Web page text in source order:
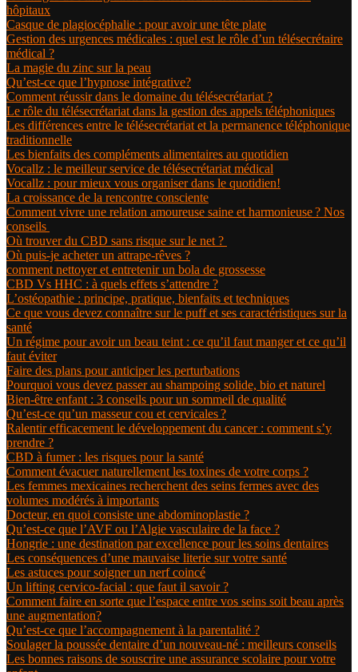
hôpitaux
Casque de plagiocéphalie : pour avoir une tête plate
Gestion des urgences médicales : quel est le rôle d’un télésecrétaire
médical ?
La magie du zinc sur la peau
Qu’est-ce que l’hypnose intégrative?
Comment réussir dans le domaine du télésecrétariat ?
Le rôle du télésecrétariat dans la gestion des appels téléphoniques
Les différences entre le télésecrétariat et la permanence téléphonique
traditionnelle
Les bienfaits des compléments alimentaires au quotidien
Vocallz : le meilleur service de télésecrétariat médical
Vocallz : pour mieux vous organiser dans le quotidien!
La croissance de la rencontre consciente
Comment vivre une relation amoureuse saine et harmonieuse ? Nos
conseils
Où trouver du CBD sans risque sur le net ?
Où puis-je acheter un attrape-rêves ?
comment nettoyer et entretenir un bola de grossesse
CBD Vs HHC : à quels effets s’attendre ?
L’ostéopathie : principe, pratique, bienfaits et techniques
Ce que vous devez connaître sur le puff et ses caractéristiques sur la
santé
Un régime pour avoir un beau teint : ce qu’il faut manger et ce qu’il
faut éviter
Faire des plans pour anticiper les perturbations
Pourquoi vous devez passer au shampoing solide, bio et naturel
Bien-être enfant : 3 conseils pour un sommeil de qualité
Qu’est-ce qu’un masseur cou et cervicales ?
Ralentir efficacement le développement du cancer : comment s’y
prendre ?
CBD à fumer : les risques pour la santé
Comment évacuer naturellement les toxines de votre corps ?
Les femmes mexicaines recherchent des seins fermes avec des
volumes modérés à importants
Docteur, en quoi consiste une abdominoplastie ?
Qu’est-ce que l’AVF ou l’Algie vasculaire de la face ?
Hongrie : une destination par excellence pour les soins dentaires
Les conséquences d’une mauvaise literie sur votre santé
Les astuces pour soigner un nerf coincé
Un lifting cervico-facial : que faut il savoir ?
Comment faire en sorte que l’espace entre vos seins soit beau après
une augmentation?
Qu’est-ce que l’accompagnement à la parentalité ?
Soulager la poussée dentaire d’un nouveau-né : meilleurs conseils
Les bonnes raisons de souscrire une assurance scolaire pour votre